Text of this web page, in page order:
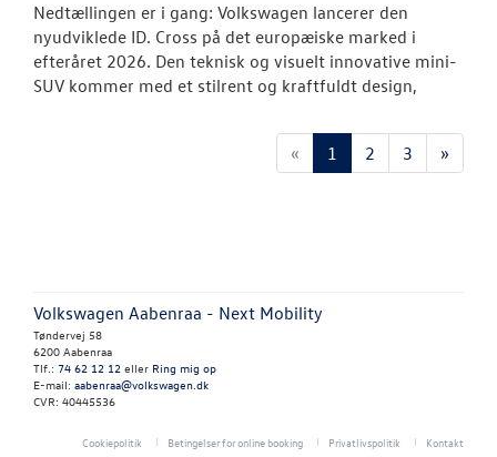
Nedtællingen er i gang: Volkswagen lancerer den
nyudviklede ID. Cross på det europæiske marked i
efteråret 2026. Den teknisk og visuelt innovative mini-
SUV kommer med et stilrent og kraftfuldt design,
« 1 2 3 »
Volkswagen Aabenraa - Next Mobility
Tøndervej 58
6200 Aabenraa
Tlf.: 74 62 12 12 eller Ring mig op
E-mail: aabenraa@volkswagen.dk
CVR: 40445536
Cookiepolitik Betingelser for online booking Privatlivspolitik Kontakt